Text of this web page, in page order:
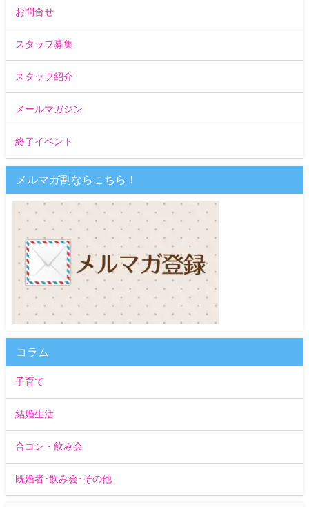
お問合せ
スタッフ募集
スタッフ紹介
メールマガジン
終了イベント
メルマガ割ならこちら！
コラム
子育て
結婚生活
合コン・飲み会
既婚者･飲み会･その他